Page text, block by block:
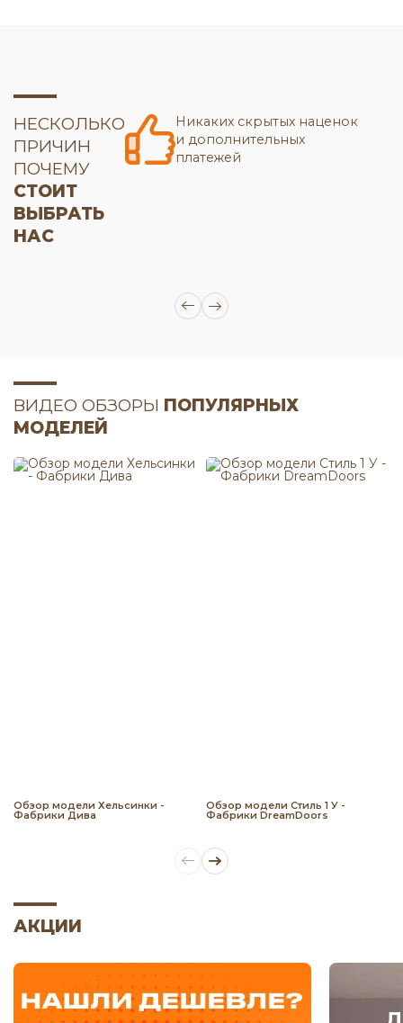
НЕСКОЛЬКО
ПРИЧИН
ПОЧЕМУ
СТОИТ
ВЫБРАТЬ
НАС
Никаких скрытых наценок
и дополнительных
платежей
ВИДЕО ОБЗОРЫ ПОПУЛЯРНЫХ
МОДЕЛЕЙ
Обзор модели Хельсинки -
Фабрики Дива
Обзор модели Стиль 1 У -
Фабрики DreamDoors
АКЦИИ